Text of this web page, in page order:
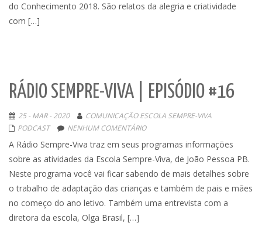
do Conhecimento 2018. São relatos da alegria e criatividade
com […]
RÁDIO SEMPRE-VIVA | EPISÓDIO #16
25 - MAR - 2020
COMUNICAÇÃO ESCOLA SEMPRE-VIVA
PODCAST
NENHUM COMENTÁRIO
A Rádio Sempre-Viva traz em seus programas informações
sobre as atividades da Escola Sempre-Viva, de João Pessoa PB.
Neste programa você vai ficar sabendo de mais detalhes sobre
o trabalho de adaptação das crianças e também de pais e mães
no começo do ano letivo. Também uma entrevista com a
diretora da escola, Olga Brasil, […]